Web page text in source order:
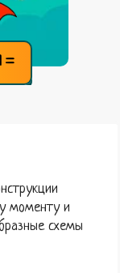
=
моменту и
схемы